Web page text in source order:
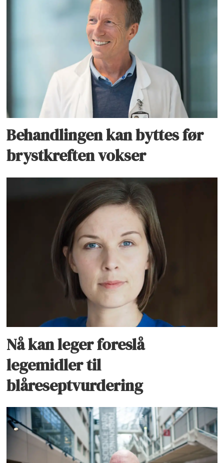
Behandlingen kan byttes før
brystkreften vokser
Nå kan leger foreslå
legemidler til
blåreseptvurdering